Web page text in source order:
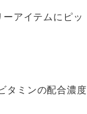
アイテムにピッ
タミンの配合濃度